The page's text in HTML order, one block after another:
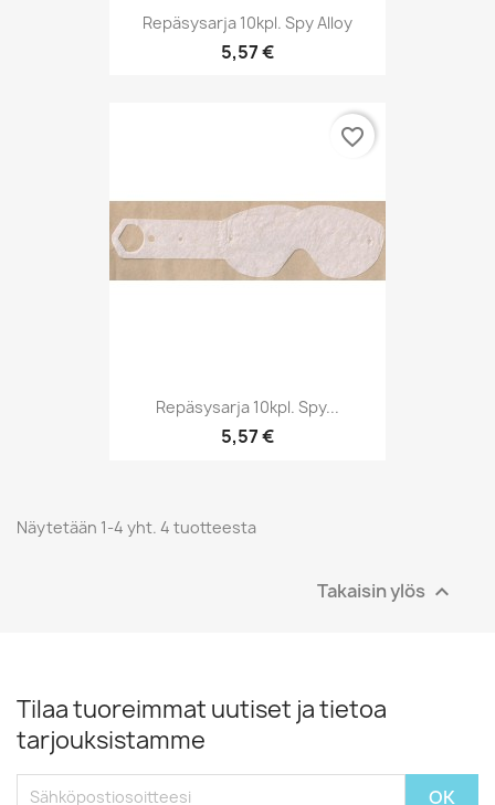
Repäsysarja 10kpl. Spy Alloy
5,57 €
Repäsysarja 10kpl. Spy...
5,57 €
favorite_border
Näytetään 1-4 yht. 4 tuotteesta
Takaisin ylös 
Tilaa tuoreimmat uutiset ja tietoa
tarjouksistamme